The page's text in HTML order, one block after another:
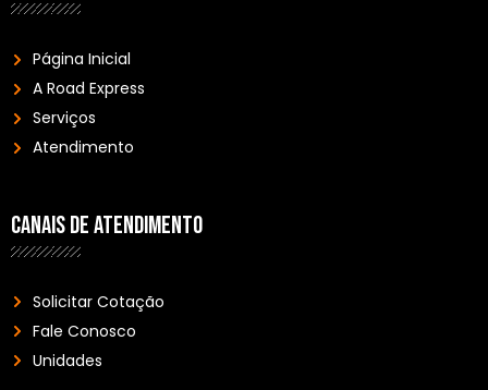
Página Inicial
A Road Express
Serviços
Atendimento
CANAIS DE ATENDIMENTO
Solicitar Cotação
Fale Conosco
Unidades